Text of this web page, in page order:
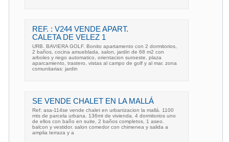
REF. : V244 VENDE APART.
CALETA DE VELEZ 1
URB. BAVIERA GOLF. Bonito apartamento con 2 dormitorios,
2 baños, cocina amueblada, salon, jardin de 68 m2 con
arboles y riego automatico, orientacion suroeste, plaza
aparcamiento, trastero, vistas al campo de golf y al mar. zona
comunitarias: jardin
SE VENDE CHALET EN LA MALLÁ
Ref: asa-114se vende chalet en urbanizacion la mallá. 1100
mts de parcela urbana. 136mt de vivienda. 4 dormitorios uno
de ellos con baño en suite, 2 baños completos, 1 aseo.
balcon y vestidor. salon comedor con chimenea y salida a
amplia terraza y a